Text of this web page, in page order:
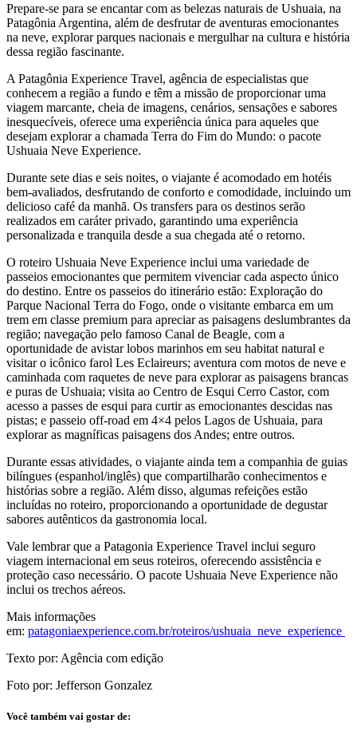
Prepare-se para se encantar com as belezas naturais de Ushuaia, na
Patagônia Argentina, além de desfrutar de aventuras emocionantes
na neve, explorar parques nacionais e mergulhar na cultura e história
dessa região fascinante.
A Patagônia Experience Travel, agência de especialistas que
conhecem a região a fundo e têm a missão de proporcionar uma
viagem marcante, cheia de imagens, cenários, sensações e sabores
inesquecíveis, oferece uma experiência única para aqueles que
desejam explorar a chamada Terra do Fim do Mundo: o pacote
Ushuaia Neve Experience.
Durante sete dias e seis noites, o viajante é acomodado em hotéis
bem-avaliados, desfrutando de conforto e comodidade, incluindo um
delicioso café da manhã. Os transfers para os destinos serão
realizados em caráter privado, garantindo uma experiência
personalizada e tranquila desde a sua chegada até o retorno.
O roteiro Ushuaia Neve Experience inclui uma variedade de
passeios emocionantes que permitem vivenciar cada aspecto único
do destino. Entre os passeios do itinerário estão: Exploração do
Parque Nacional Terra do Fogo, onde o visitante embarca em um
trem em classe premium para apreciar as paisagens deslumbrantes da
região; navegação pelo famoso Canal de Beagle, com a
oportunidade de avistar lobos marinhos em seu habitat natural e
visitar o icônico farol Les Eclaireurs; aventura com motos de neve e
caminhada com raquetes de neve para explorar as paisagens brancas
e puras de Ushuaia; visita ao Centro de Esqui Cerro Castor, com
acesso a passes de esqui para curtir as emocionantes descidas nas
pistas; e passeio off-road em 4×4 pelos Lagos de Ushuaia, para
explorar as magníficas paisagens dos Andes; entre outros.
Durante essas atividades, o viajante ainda tem a companhia de guias
bilíngues (espanhol/inglês) que compartilharão conhecimentos e
histórias sobre a região. Além disso, algumas refeições estão
incluídas no roteiro, proporcionando a oportunidade de degustar
sabores autênticos da gastronomia local.
Vale lembrar que a Patagonia Experience Travel inclui seguro
viagem internacional em seus roteiros, oferecendo assistência e
proteção caso necessário. O pacote Ushuaia Neve Experience não
inclui os trechos aéreos.
Mais informações
em: patagoniaexperience.com.br/roteiros/ushuaia_neve_experience
Texto por: Agência com edição
Foto por: Jefferson Gonzalez
Você também vai gostar de: